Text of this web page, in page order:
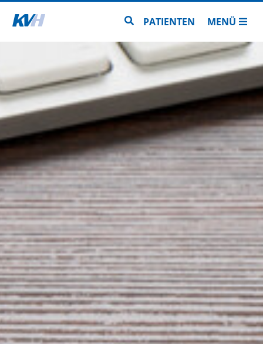
Zur Startseite Zur Seitensuche
PATIENTEN MENÜ